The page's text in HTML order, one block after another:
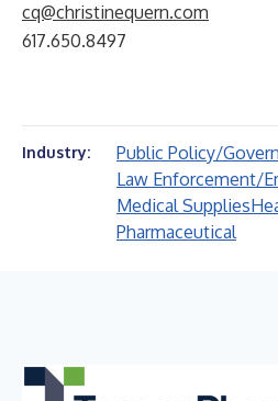
cq@christinequern.com
617.650.8497
Industry:
Public Policy/
Law Enforcement/
Medical Supplies
Pharmaceutical